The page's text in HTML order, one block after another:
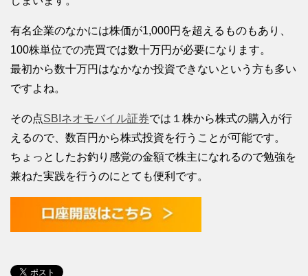
有名企業のなかには株価が1,000円を超えるものもあり、
100株単位での売買では数十万円が必要になります。
最初から数十万円はなかなか投資できないという方も多い
ですよね。
その点SBIネオモバイル証券では１株から株式の購入が行
えるので、数百円から株式投資を行うことが可能です。
ちょっとしたお釣り感覚の金額で株主になれるので勉強を
兼ねた実践を行うのにとても便利です。